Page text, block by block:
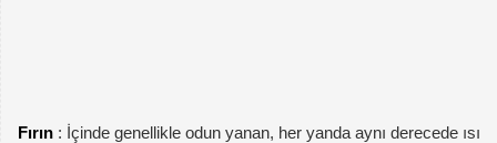
Fırın : İçinde genellikle odun yanan, her yanda aynı derecede ısı